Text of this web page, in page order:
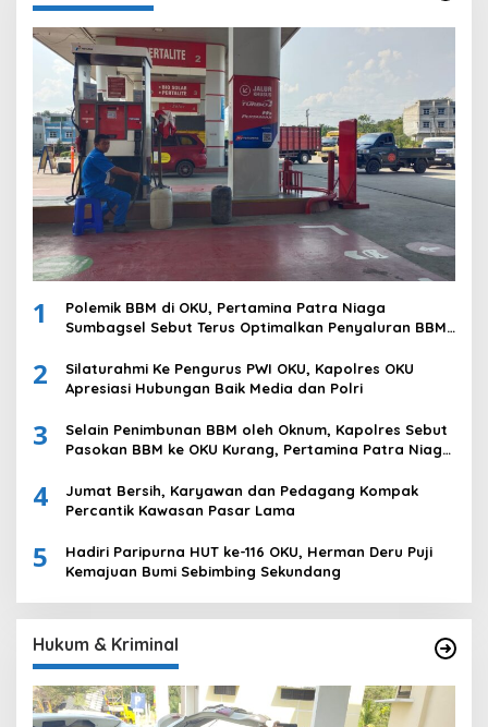
1
Polemik BBM di OKU, Pertamina Patra Niaga
Sumbagsel Sebut Terus Optimalkan Penyaluran BBM
Komering Ulu
2
Silaturahmi Ke Pengurus PWI OKU, Kapolres OKU
Apresiasi Hubungan Baik Media dan Polri
3
Selain Penimbunan BBM oleh Oknum, Kapolres Sebut
Pasokan BBM ke OKU Kurang, Pertamina Patra Niaga
4
Jumat Bersih, Karyawan dan Pedagang Kompak
Percantik Kawasan Pasar Lama
5
Hadiri Paripurna HUT ke-116 OKU, Herman Deru Puji
Kemajuan Bumi Sebimbing Sekundang
Hukum & Kriminal